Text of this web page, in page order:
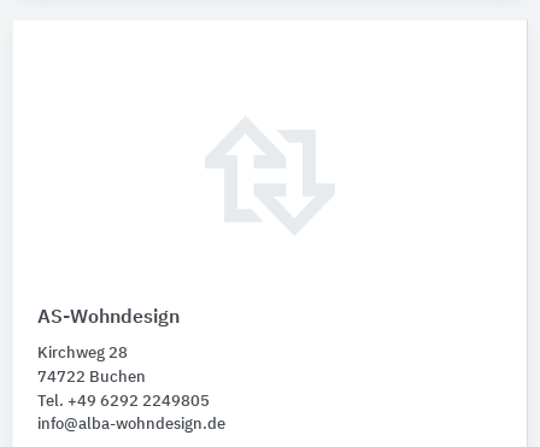
AS-Wohndesign
Kirchweg 28
74722 Buchen
Tel. +49 6292 2249805
info@alba-wohndesign.de